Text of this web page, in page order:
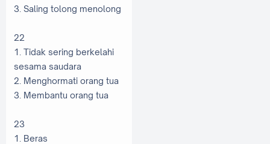
3. Saling tolong menolong
22
1. Tidak sering berkelahi
sesama saudara
2. Menghormati orang tua
3. Membantu orang tua
23
1. Beras